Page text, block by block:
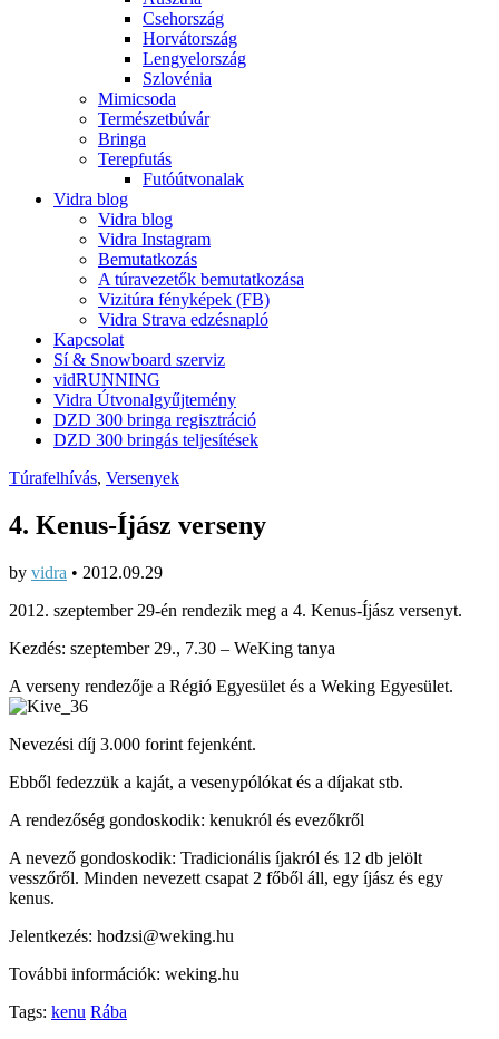
Csehország
Horvátország
Lengyelország
Szlovénia
Mimicsoda
Természetbúvár
Bringa
Terepfutás
Futóútvonalak
Vidra blog
Vidra blog
Vidra Instagram
Bemutatkozás
A túravezetők bemutatkozása
Vizitúra fényképek (FB)
Vidra Strava edzésnapló
Kapcsolat
Sí & Snowboard szerviz
vidRUNNING
Vidra Útvonalgyűjtemény
DZD 300 bringa regisztráció
DZD 300 bringás teljesítések
Túrafelhívás, Versenyek
4. Kenus-Íjász verseny
by vidra • 2012.09.29
2012. szeptember 29-én rendezik meg a 4. Kenus-Íjász versenyt.
Kezdés: szeptember 29., 7.30 – WeKing tanya
A verseny rendezője a Régió Egyesület és a Weking Egyesület.
Nevezési díj 3.000 forint fejenként.
Ebből fedezzük a kaját, a vesenypólókat és a díjakat stb.
A rendezőség gondoskodik: kenukról és evezőkről
A nevező gondoskodik: Tradicionális íjakról és 12 db jelölt
vesszőről. Minden nevezett csapat 2 főből áll, egy íjász és egy
kenus.
Jelentkezés: hodzsi@weking.hu
További információk: weking.hu
Tags: kenu Rába